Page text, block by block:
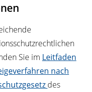
Sie im Leitfaden
nach
des